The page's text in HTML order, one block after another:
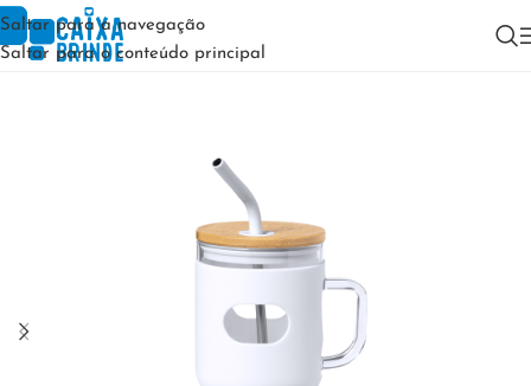
Saltar para a navegação
Saltar para o conteúdo principal